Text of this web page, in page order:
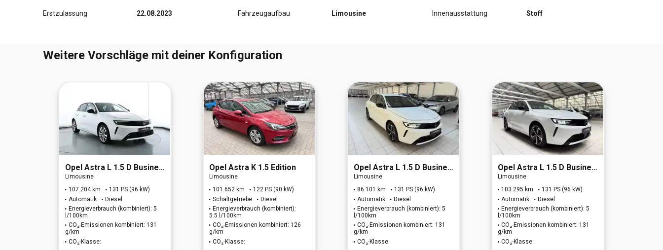
Erstzulassung 22.08.2023 Fahrzeugaufbau Limousine Innenausstattung Stoff
Weitere Vorschläge mit deiner Konfiguration
Opel Astra L 1.5 D Business Elegance (EURO 6e)
Limousine
107.204 km
131 PS (96 kW)
Automatik
Diesel
Energieverbrauch (kombiniert): 5
l/100km
CO₂-Emissionen kombiniert: 131
g/km
CO₂-Klasse:
Opel Astra K 1.5 Edition
Limousine
101.652 km
122 PS (90 kW)
Schaltgetriebe
Diesel
Energieverbrauch (kombiniert):
5.5 l/100km
CO₂-Emissionen kombiniert: 126
g/km
CO₂-Klasse:
Opel Astra L 1.5 D Business Elegance (EURO 6e)
Limousine
86.101 km
131 PS (96 kW)
Automatik
Diesel
Energieverbrauch (kombiniert): 5
l/100km
CO₂-Emissionen kombiniert: 131
g/km
CO₂-Klasse:
Opel Astra L 1.5 D Business Elegance (EURO 6e)
Limousine
103.295 km
131 PS (96 kW)
Automatik
Diesel
Energieverbrauch (kombiniert): 5
l/100km
CO₂-Emissionen kombiniert: 131
g/km
CO₂-Klasse: